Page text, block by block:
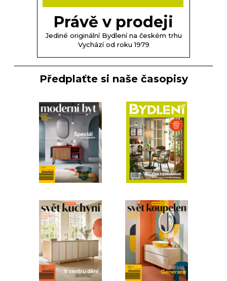
Právě v prodeji
Jediné originální Bydlení na českém trhu
Vychází od roku 1979
Předplaťte si naše časopisy